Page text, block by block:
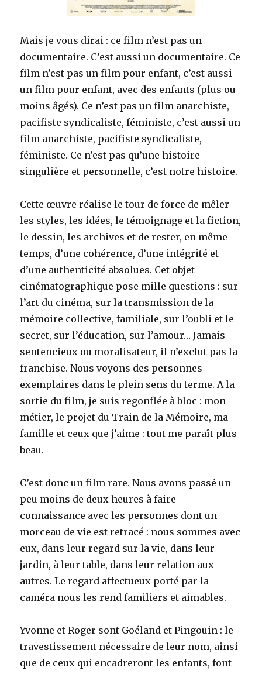
Mais je vous dirai : ce film n’est pas un
documentaire. C’est aussi un documentaire. Ce
film n’est pas un film pour enfant, c’est aussi
un film pour enfant, avec des enfants (plus ou
moins âgés). Ce n’est pas un film anarchiste,
pacifiste syndicaliste, féministe, c’est aussi un
film anarchiste, pacifiste syndicaliste,
féministe. Ce n’est pas qu’une histoire
singulière et personnelle, c’est notre histoire.
Cette œuvre réalise le tour de force de mêler
les styles, les idées, le témoignage et la fiction,
le dessin, les archives et de rester, en même
temps, d’une cohérence, d’une intégrité et
d’une authenticité absolues. Cet objet
cinématographique pose mille questions : sur
l’art du cinéma, sur la transmission de la
mémoire collective, familiale, sur l’oubli et le
secret, sur l’éducation, sur l’amour… Jamais
sentencieux ou moralisateur, il n’exclut pas la
franchise. Nous voyons des personnes
exemplaires dans le plein sens du terme. A la
sortie du film, je suis regonflée à bloc : mon
métier, le projet du Train de la Mémoire, ma
famille et ceux que j’aime : tout me paraît plus
beau.
C’est donc un film rare. Nous avons passé un
peu moins de deux heures à faire
connaissance avec les personnes dont un
morceau de vie est retracé : nous sommes avec
eux, dans leur regard sur la vie, dans leur
jardin, à leur table, dans leur relation aux
autres. Le regard affectueux porté par la
caméra nous les rend familiers et aimables.
Yvonne et Roger sont Goéland et Pingouin : le
travestissement nécessaire de leur nom, ainsi
que de ceux qui encadreront les enfants, font